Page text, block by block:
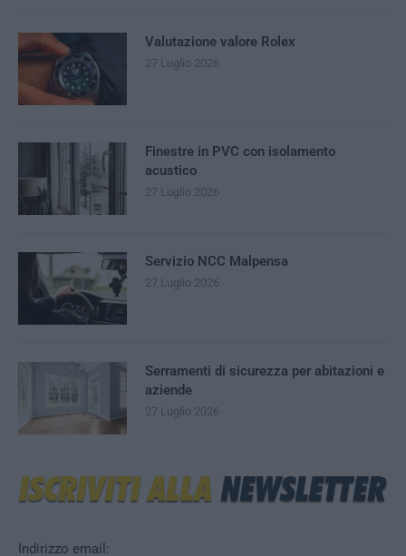
Indirizzo email:
Valutazione valore Rolex
27 Luglio 2026
Finestre in PVC con isolamento
acustico
27 Luglio 2026
Servizio NCC Malpensa
27 Luglio 2026
Serramenti di sicurezza per abitazioni e
aziende
27 Luglio 2026